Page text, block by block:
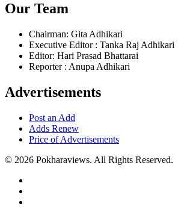
Our Team
Chairman: Gita Adhikari
Executive Editor : Tanka Raj Adhikari
Editor: Hari Prasad Bhattarai
Reporter : Anupa Adhikari
Advertisements
Post an Add
Adds Renew
Price of Advertisements
© 2026 Pokharaviews. All Rights Reserved.